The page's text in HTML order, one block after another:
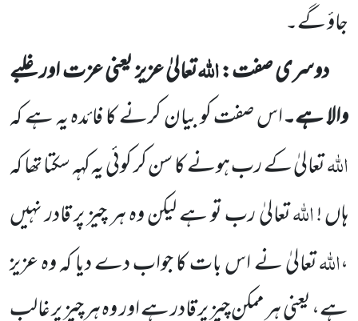
جاؤ گے۔
دوسری صفت:اللہتعالیٰ عزیز یعنی عزت اور غلبے
والا ہے۔اس صفت کو بیان کرنے کا فائدہ یہ ہے کہ
اللہتعالیٰ کے رب ہونے کا سن کر کوئی یہ کہہ سکتا تھا کہ
ہاں !اللہتعالیٰ رب تو ہے لیکن وہ ہر چیز پر قادر نہیں
،اللہتعالیٰ نے اس بات کا جواب دے دیا کہ وہ عزیز
ہے، یعنی ہر ممکن چیز پر قادر ہے اور وہ ہر چیز پر غالب